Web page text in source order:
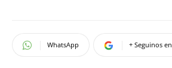
WhatsApp + Seguinos